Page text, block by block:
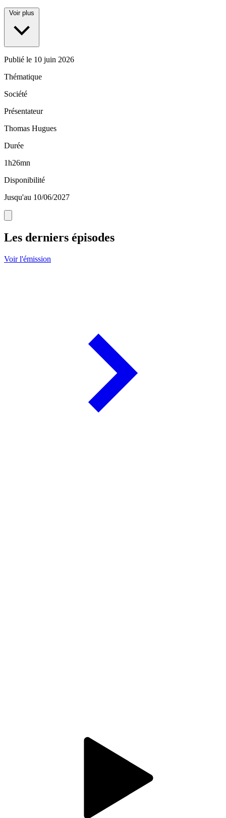
Voir plus
Publié le 10 juin 2026
Thématique
Société
Présentateur
Thomas Hugues
Durée
1h26mn
Disponibilité
Jusqu'au 10/06/2027
Les derniers épisodes
Voir l'émission